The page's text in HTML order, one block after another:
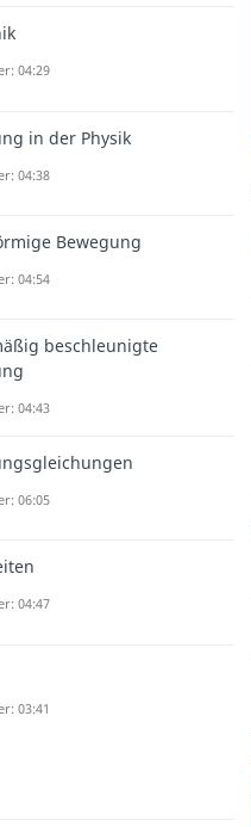
04:29
in der Physik
04:38
Bewegung
04:54
beschleunigte
04:43
06:05
04:47
03:41